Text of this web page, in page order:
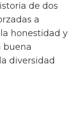
de dos
a
honestidad y
buena
diversidad